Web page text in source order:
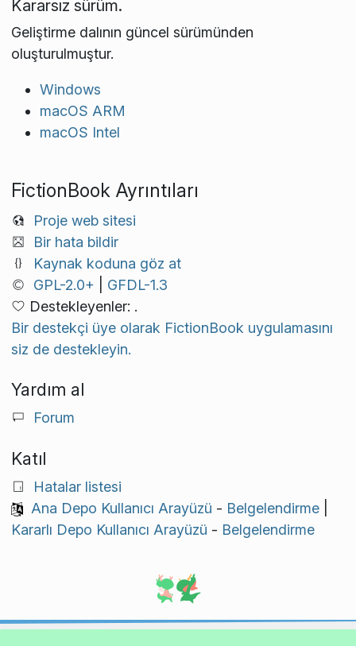
Kararsız sürüm.
Geliştirme dalının güncel sürümünden
oluşturulmuştur.
Windows
macOS ARM
macOS Intel
FictionBook Ayrıntıları
Proje web sitesi
Bir hata bildir
Kaynak koduna göz at
GPL-2.0+
GFDL-1.3
Destekleyenler: .
Bir destekçi üye olarak FictionBook uygulamasını
siz de destekleyin.
Yardım al
Forum
Katıl
Hatalar listesi
Ana Depo Kullanıcı Arayüzü - Belgelendirme|
Kararlı Depo Kullanıcı Arayüzü - Belgelendirme